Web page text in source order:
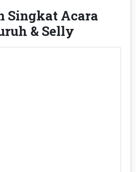
Singkat Acara
& Selly